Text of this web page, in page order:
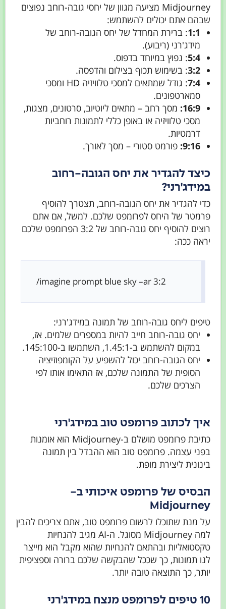
Midjourney מציעה מגוון של יחסי גובה-רוחב נפוצים
שבהם אתם יכולים להשתמש:
1:1: ברירת המחדל של יחס הגובה-רוחב של
מידג'רני (ריבוע).
5:4: נפוץ במיוחד בדפוס.
3:2: בשימוש תכוף בצילום והדפסה.
7:4
: גודל שמתאים למסכי טלוויזיה HD ומסכי
סמארטפונים.
16:9: מסך רחב – מתאים ליוטיוב, סרטונים, מצגות,
מסכי טלוויזיה או באופן כללי לתמונות רוחביות
דרמטיות.
9:16: פורמט סטורי – מסך לאורך.
כיצד להגדיר את יחס הגובה-רחוב
במידג'רני?
כדי להגדיר את יחס הגובה-רוחב, תצטרך להוסיף
פרמטר של היחס לפרומפט שלכם. למשל, אם אתם
רוצים להוסיף יחס גובה-רוחב של 3:2 הפרומפט שלכם
יראה ככה:
/imagine prompt blue sky –ar 3:2
טיפים ליחס גובה-רוחב של תמונה במידג'רני:
יחס גובה-רוחב חייב להיות במספרים שלמים. אז,
במקום להשתמש ב-1.45:1, השתמשו ב-145:100.
יחס הגובה-רוחב יכול להשפיע על הקומפוזיציה
הסופית של התמונה שלכם, אז התאימו אותו לפי
הצרכים שלכם.
איך לכתוב פרומפט טוב במידג'רני
כתיבת פרומפט מושלם ב-Midjourney הוא אומנות
בפני עצמה. פרומפט טוב הוא ההבדל בין תמונה
בינונית ליצירת מופת.
הבסיס של פרומפט איכותי ב-
Midjourney
על מנת שתוכלו לרשום פרומפט טוב, אתם צריכים להבין
למה Midjourney מסוגל. ה-AI מגיב להנחיות
טקסטואליות ובהתאם להנחיות שהוא מקבל הוא מייצר
לנו תמונות, כך שככל שהבקשה שלכם ברורה וספציפית
יותר, כך התוצאה טובה יותר.
10 טיפים לפרומפט מנצח במידג'רני